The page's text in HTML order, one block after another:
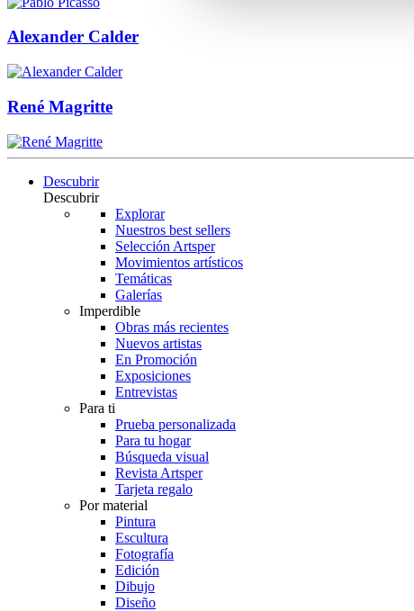
Alexander Calder
René Magritte
Descubrir
Descubrir
Explorar
Nuestros best sellers
Selección Artsper
Movimientos artísticos
Temáticas
Galerías
Imperdible
Obras más recientes
Nuevos artistas
En Promoción
Exposiciones
Entrevistas
Para ti
Prueba personalizada
Para tu hogar
Búsqueda visual
Revista Artsper
Tarjeta regalo
Por material
Pintura
Escultura
Fotografía
Edición
Dibujo
Diseño